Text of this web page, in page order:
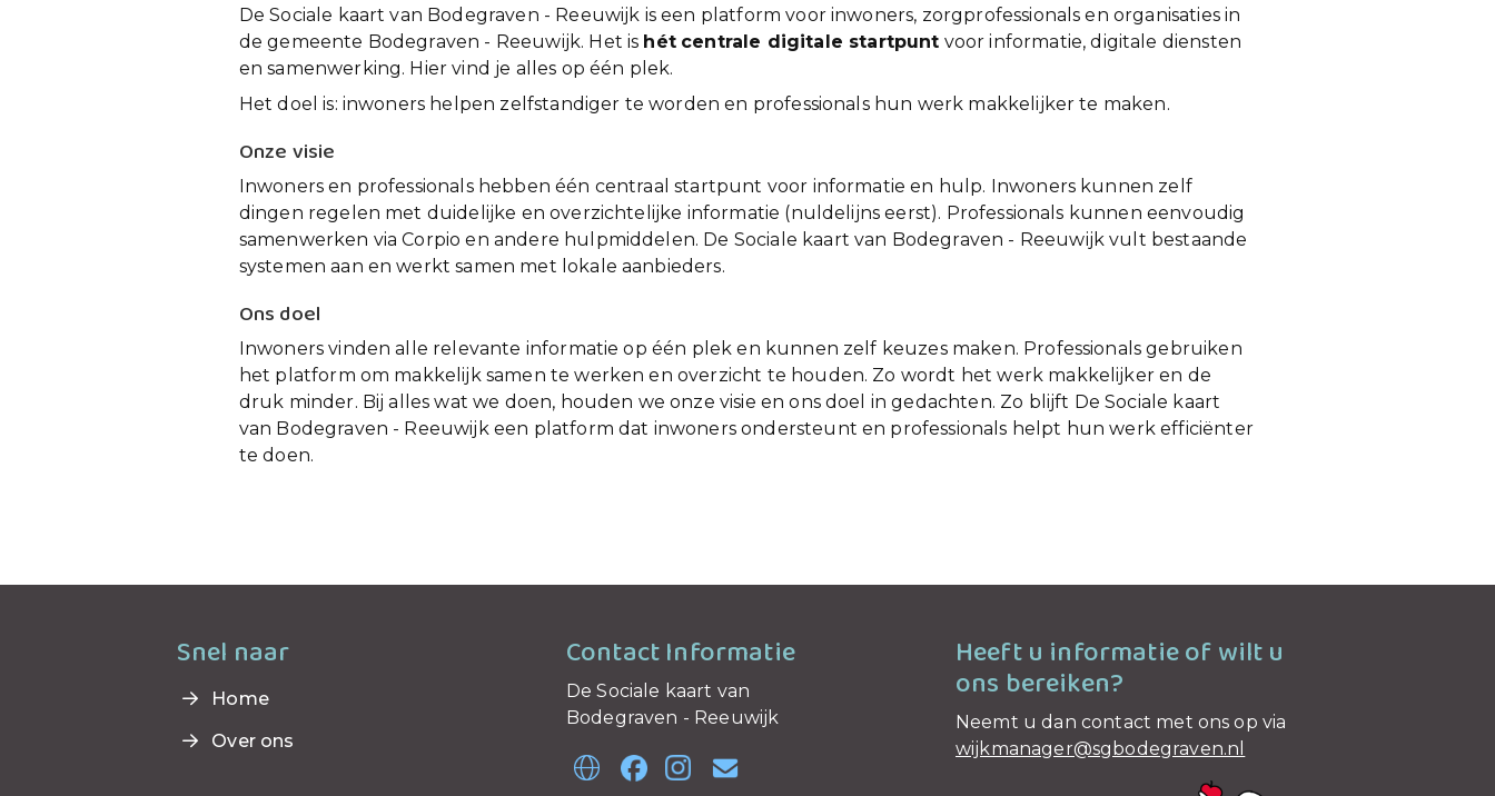
De Sociale kaart van Bodegraven - Reeuwijk is een platform voor inwoners, zorgprofessionals en organisaties in
de gemeente Bodegraven - Reeuwijk. Het is hét centrale digitale startpunt voor informatie, digitale diensten
en samenwerking. Hier vind je alles op één plek.
Het doel is: inwoners helpen zelfstandiger te worden en professionals hun werk makkelijker te maken.
Onze visie
Inwoners en professionals hebben één centraal startpunt voor informatie en hulp. Inwoners kunnen zelf
dingen regelen met duidelijke en overzichtelijke informatie (nuldelijns eerst). Professionals kunnen eenvoudig
samenwerken via Corpio en andere hulpmiddelen. De Sociale kaart van Bodegraven - Reeuwijk vult bestaande
systemen aan en werkt samen met lokale aanbieders.
Ons doel
Inwoners vinden alle relevante informatie op één plek en kunnen zelf keuzes maken. Professionals gebruiken
het platform om makkelijk samen te werken en overzicht te houden. Zo wordt het werk makkelijker en de
druk minder. Bij alles wat we doen, houden we onze visie en ons doel in gedachten. Zo blijft De Sociale kaart
van Bodegraven - Reeuwijk een platform dat inwoners ondersteunt en professionals helpt hun werk efficiënter
te doen.
Snel naar
Home
Over ons
Contact Informatie
De Sociale kaart van
Bodegraven - Reeuwijk
Heeft u informatie of wilt u
ons bereiken?
Neemt u dan contact met ons op via
wijkmanager@sgbodegraven.nl